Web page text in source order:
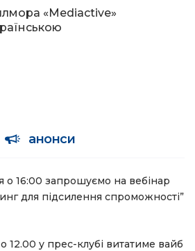
«Mediactive»
анонси
о 16:00 запрошуємо на вебінар
для підсилення спроможності”
12.00 у прес-клубі витатиме вайб